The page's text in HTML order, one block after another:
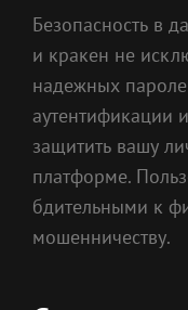
Безопасность в
и кракен не
надежных
аутентификации
защитить вашу
платформе.
бдительными к
мошенничеству.